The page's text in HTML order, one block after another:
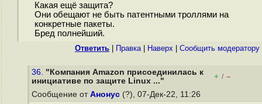
Какая ещё защита?
Они обещают не быть патентными троллями на
конкретные пакеты.
Бред полнейший.
Ответить Правка| Наверх Cообщить модератору
36. "Компания Amazon присоединилась к
инициативе по защите Linux ..."
+ / –
Сообщение от Анонус (?), 07-Дек-22, 11:26